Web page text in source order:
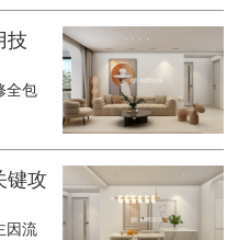
技
全包
键攻
因流